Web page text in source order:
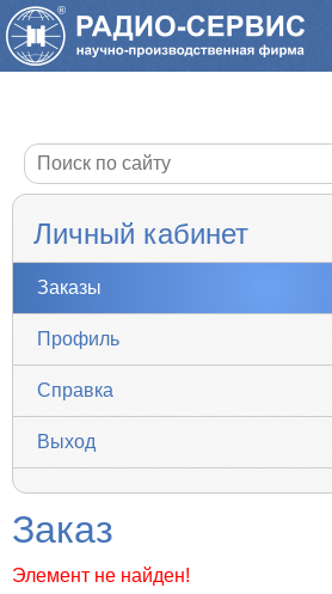
Личный кабинет
Заказы
Профиль
Справка
Выход
Заказ
Элемент не найден!